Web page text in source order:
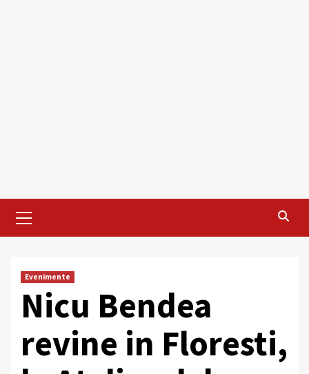
Menu
Evenimente
Nicu Bendea
revine in Floresti,